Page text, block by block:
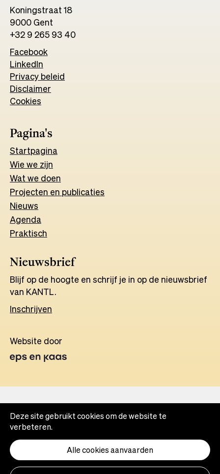
Koningstraat 18
9000 Gent
+32 9 265 93 40
Facebook
a
new
LinkedIn
in
a
Privacy beleid
Disclaimer
Cookies
Pagina's
Startpagina
Wie we zijn
Wat we doen
Projecten en publicaties
Nieuws
Agenda
Praktisch
Nieuwsbrief
Blijf op de hoogte en schrijf je in op de nieuwsbrief
van KANTL.
Inschrijven
Website door
in
tab
Deze site gebruikt cookies om de website te
verbeteren.
Alle cookies aanvaarden